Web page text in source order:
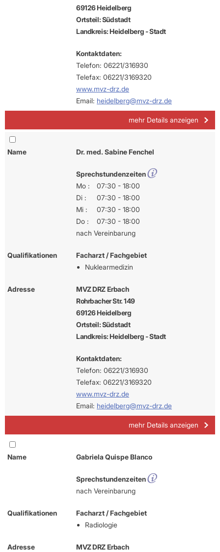
69126 Heidelberg
Ortsteil: Südstadt
Landkreis: Heidelberg - Stadt
Kontaktdaten:
Telefon: 06221/316930
Telefax: 06221/3169320
www.mvz-drz.de
Email: heidelberg@mvz-drz.de
mehr Details anzeigen
Name Dr. med. Sabine Fenchel
Sprechstundenzeiten
Mo :
07:30 - 18:00
Di :
07:30 - 18:00
Mi :
07:30 - 18:00
Do :
07:30 - 18:00
nach Vereinbarung
Qualifikationen
Facharzt / Fachgebiet
Nuklearmedizin
Adresse
MVZ DRZ Erbach
Rohrbacher Str. 149
69126 Heidelberg
Ortsteil: Südstadt
Landkreis: Heidelberg - Stadt
Kontaktdaten:
Telefon: 06221/316930
Telefax: 06221/3169320
www.mvz-drz.de
Email: heidelberg@mvz-drz.de
mehr Details anzeigen
Name Gabriela Quispe Blanco
Sprechstundenzeiten
nach Vereinbarung
Qualifikationen
Facharzt / Fachgebiet
Radiologie
Adresse
MVZ DRZ Erbach